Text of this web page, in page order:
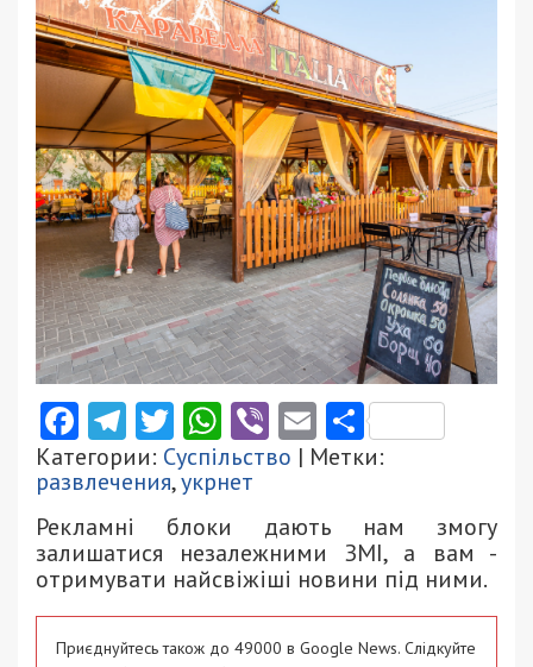
Facebook
Telegram
Twitter
WhatsApp
ViberEmail
Категории: Суспільство | Метки:
развлечения,укрнет
Рекламні блоки дають нам змогу
залишатися незалежними ЗМІ, а вам -
отримувати найсвіжіші новини під ними.
Приєднуйтесь також до 49000 в Google News. Слідкуйте